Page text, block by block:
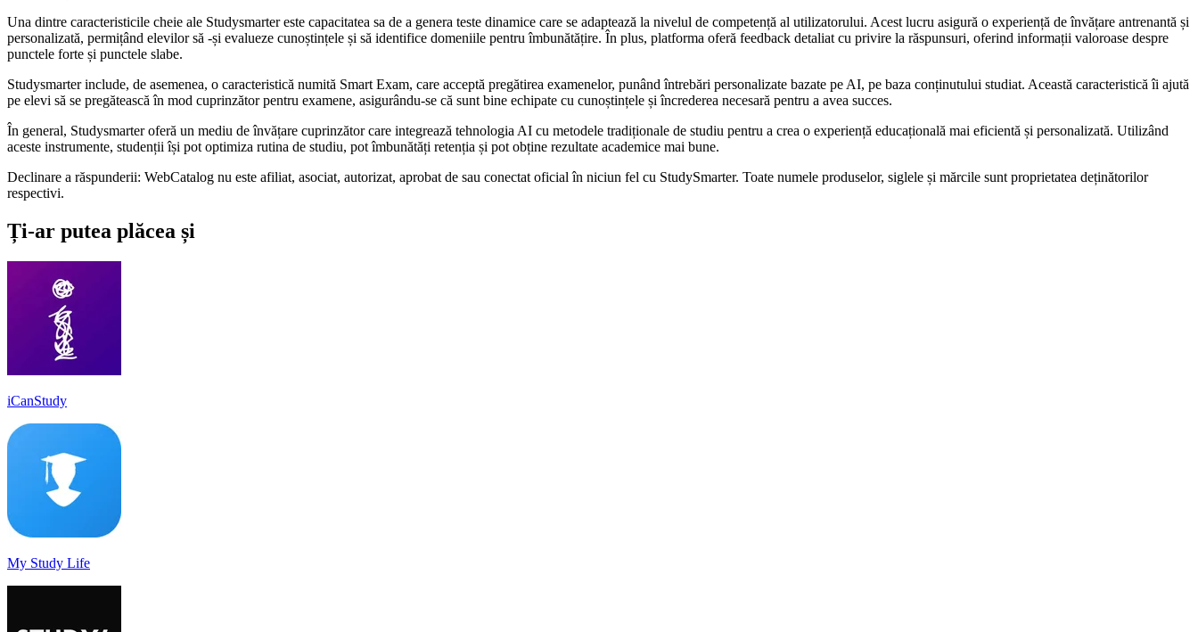
Una dintre caracteristicile cheie ale Studysmarter este capacitatea sa de a genera teste dinamice care se adaptează la nivelul de competență al utilizatorului. Acest lucru asigură o experiență de învățare antrenantă și
personalizată, permițând elevilor să -și evalueze cunoștințele și să identifice domeniile pentru îmbunătățire. În plus, platforma oferă feedback detaliat cu privire la răspunsuri, oferind informații valoroase despre
punctele forte și punctele slabe.
Studysmarter include, de asemenea, o caracteristică numită Smart Exam, care acceptă pregătirea examenelor, punând întrebări personalizate bazate pe AI, pe baza conținutului studiat. Această caracteristică îi ajută
pe elevi să se pregătească în mod cuprinzător pentru examene, asigurându-se că sunt bine echipate cu cunoștințele și încrederea necesară pentru a avea succes.
În general, Studysmarter oferă un mediu de învățare cuprinzător care integrează tehnologia AI cu metodele tradiționale de studiu pentru a crea o experiență educațională mai eficientă și personalizată. Utilizând
aceste instrumente, studenții își pot optimiza rutina de studiu, pot îmbunătăți retenția și pot obține rezultate academice mai bune.
Declinare a răspunderii: WebCatalog nu este afiliat, asociat, autorizat, aprobat de sau conectat oficial în niciun fel cu StudySmarter. Toate numele produselor, siglele și mărcile sunt proprietatea deținătorilor
respectivi.
Ți-ar putea plăcea și
iCanStudy
My Study Life